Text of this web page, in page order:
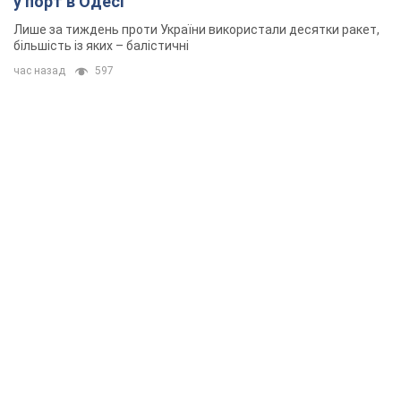
Лише за тиждень проти України використали десятки ракет,
більшість із яких – балістичні
час назад 597